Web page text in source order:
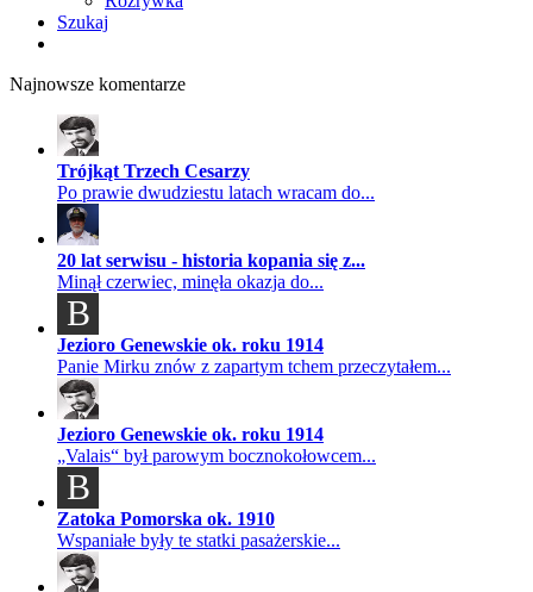
Szukaj
Najnowsze komentarze
Trójkąt Trzech Cesarzy
Po prawie dwudziestu latach wracam do...
20 lat serwisu - historia kopania się z...
Minął czerwiec, minęła okazja do...
B
Jezioro Genewskie ok. roku 1914
Panie Mirku znów z zapartym tchem przeczytałem...
Jezioro Genewskie ok. roku 1914
„Valais“ był parowym bocznokołowcem...
B
Zatoka Pomorska ok. 1910
Wspaniałe były te statki pasażerskie...